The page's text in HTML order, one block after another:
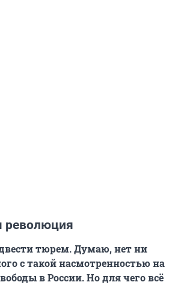
революция
тюрем. Думаю, нет ни
с такой насмотренностью на
в России. Но для чего всё